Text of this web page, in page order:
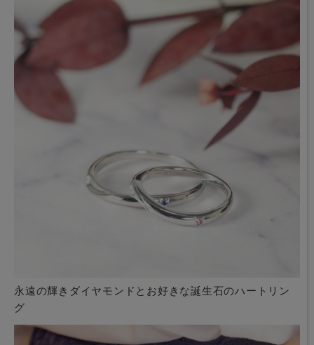
永遠の輝きダイヤモンドとお好きな誕生石のハートリン
グ